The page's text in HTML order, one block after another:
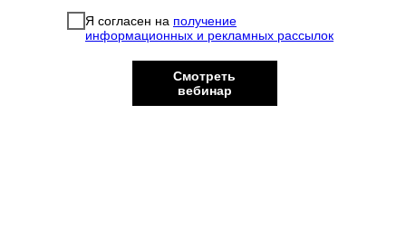
Я согласен на получение
информационных и рекламных рассылок
Смотреть
вебинар